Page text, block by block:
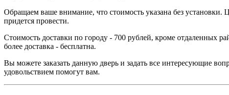
Обращаем ваше внимание, что стоимость указана без
придется провести.
Стоимость доставки по городу - 700 рублей, кроме отдаленных
более доставка - бесплатна.
Вы можете заказать данную дверь и задать все интересующие
удовольствием помогут вам.